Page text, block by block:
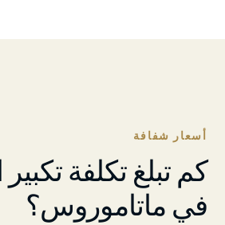
أسعار شفافة
كم تبلغ تكلفة
في ماتاموروس؟